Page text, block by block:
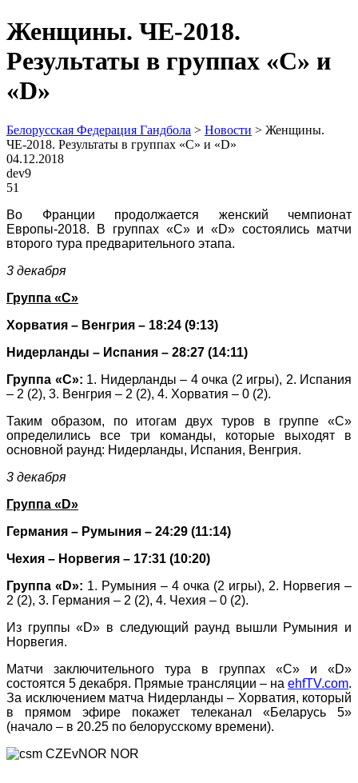
Женщины. ЧЕ-2018.
Результаты в группах «С» и
«D»
Белорусская Федерация Гандбола > Новости > Женщины.
ЧЕ-2018. Результаты в группах «С» и «D»
04.12.2018
dev9
51
Во Франции продолжается женский чемпионат
Европы-2018. В группах «С» и «D» состоялись матчи
второго тура предварительного этапа.
3 декабря
Группа «С»
Хорватия – Венгрия – 18:24 (9:13)
Нидерланды – Испания – 28:27 (14:11)
Группа «С»: 1. Нидерланды – 4 очка (2 игры), 2. Испания
– 2 (2), 3. Венгрия – 2 (2), 4. Хорватия – 0 (2).
Таким образом, по итогам двух туров в группе «С»
определились все три команды, которые выходят в
основной раунд: Нидерланды, Испания, Венгрия.
3 декабря
Группа «D»
Германия – Румыния – 24:29 (11:14)
Чехия – Норвегия – 17:31 (10:20)
Группа «D»: 1. Румыния – 4 очка (2 игры), 2. Норвегия –
2 (2), 3. Германия – 2 (2), 4. Чехия – 0 (2).
Из группы «D» в следующий раунд вышли Румыния и
Норвегия.
Матчи заключительного тура в группах «С» и «D»
состоятся 5 декабря. Прямые трансляции – на ehfTV.com.
За исключением матча Нидерланды – Хорватия, который
в прямом эфире покажет телеканал «Беларусь 5»
(начало – в 20.25 по белорусскому времени).